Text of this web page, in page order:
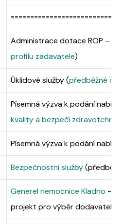
Administrace dotace ROP –
profilu zadavatele)
Úklidové služby (předběžné
Písemná výzva k podání
kvality a bezpečí zdravotchní
Písemná výzva k podání
Bezpečnostní služby
Generel nemocnice Kladno -
projekt pro výběr dodavatele